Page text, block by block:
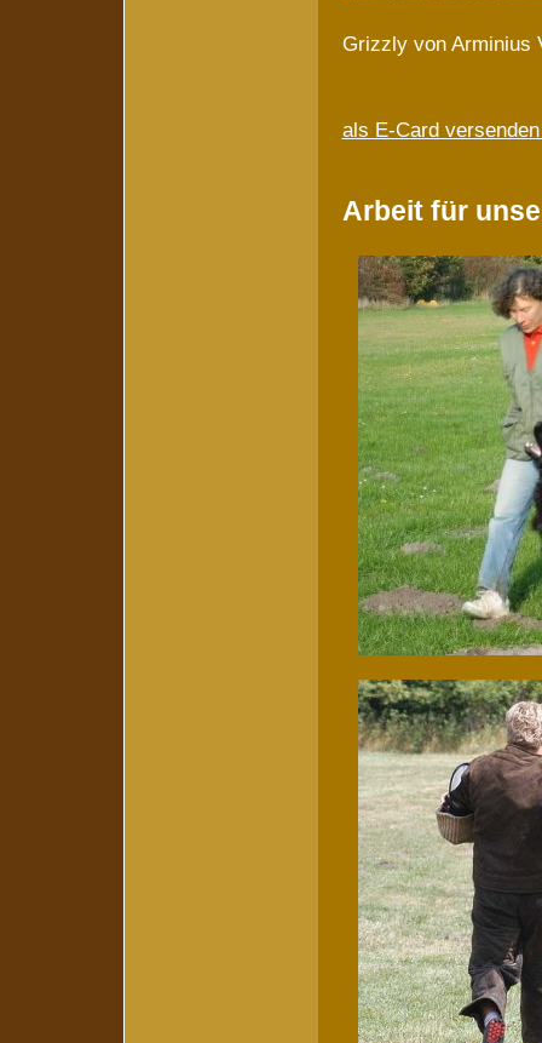
Grizzly von Arminius
als E-Card
Arbeit für